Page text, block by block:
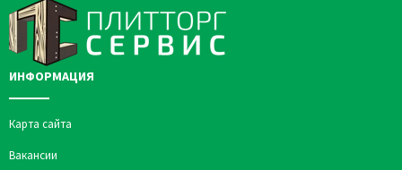
ИНФОРМАЦИЯ
Карта сайта
Вакансии